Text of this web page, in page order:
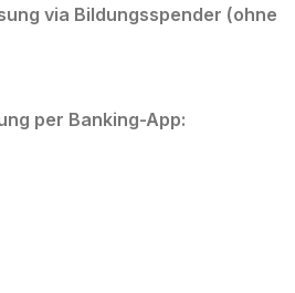
via Bildungsspender (ohne
per Banking-App: